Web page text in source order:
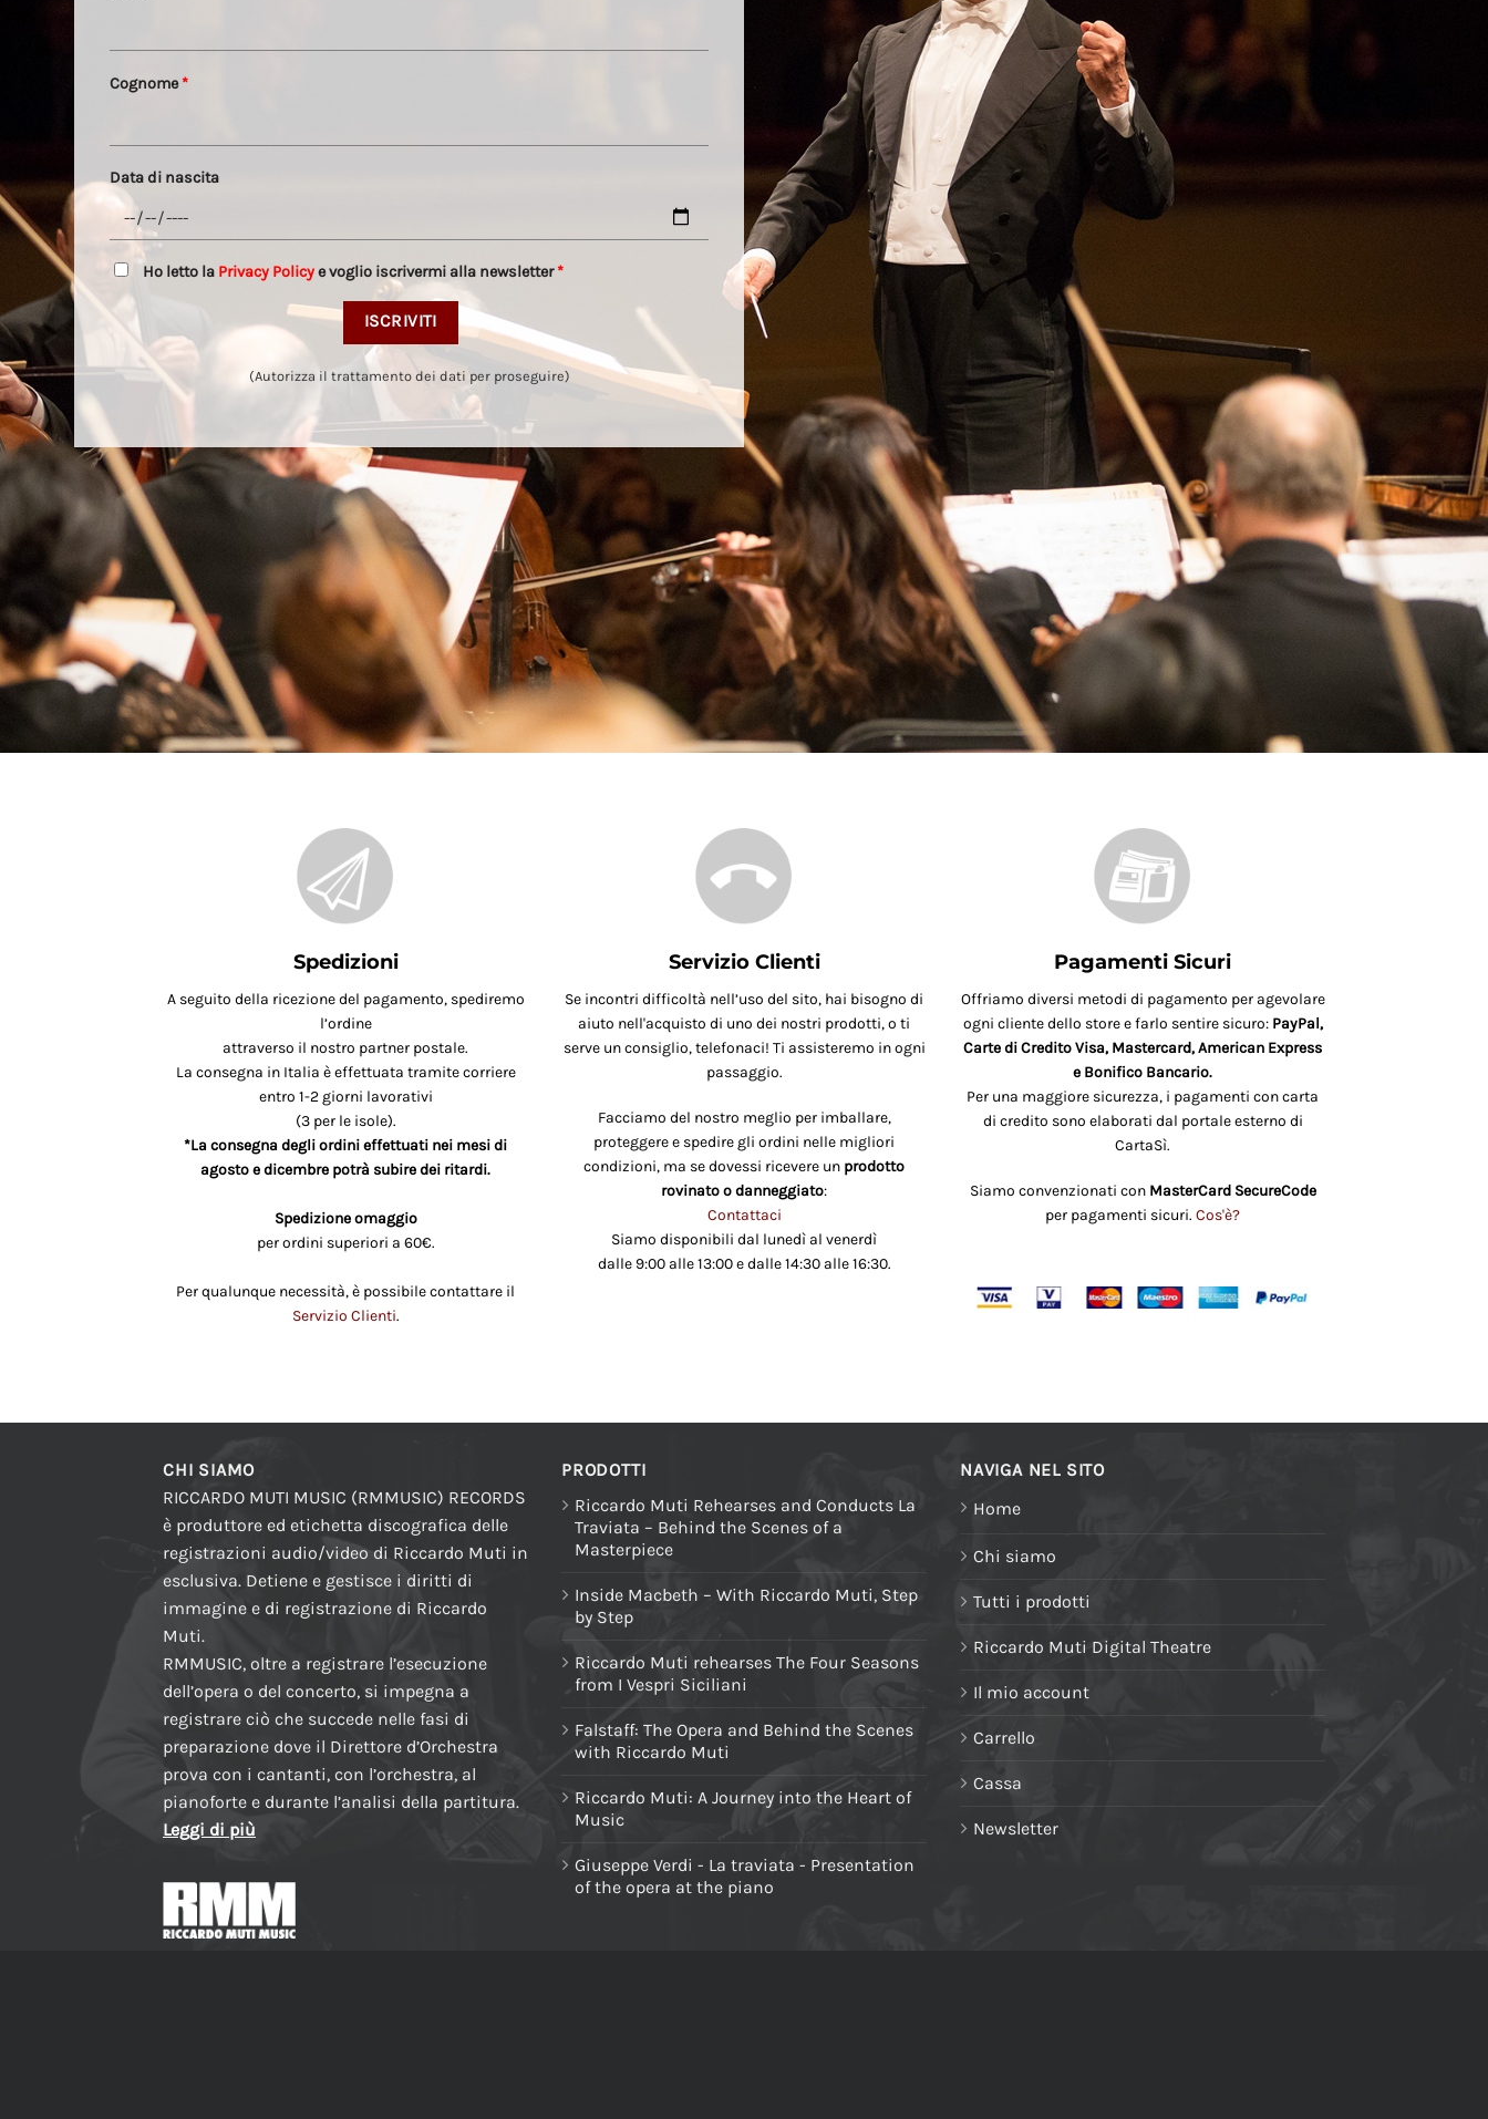
Cognome*
Data di nascita
Ho letto la Privacy Policye voglio iscrivermi alla newsletter*
(Autorizza il trattamento dei dati per proseguire)
Spedizioni
A seguito della ricezione del pagamento, spediremo
l’ordine
attraverso il nostro partner postale.
La consegna in Italia è effettuata tramite corriere
entro 1-2 giorni lavorativi
(3 per le isole).
*La consegna degli ordini effettuati nei mesi di
agosto e dicembre potrà subire dei ritardi.
Spedizione omaggio
per ordini superiori a 60€.
Per qualunque necessità, è possibile contattare il
Servizio Clienti.
Servizio Clienti
Se incontri difficoltà nell’uso del sito, hai bisogno di
aiuto nell'acquisto di uno dei nostri prodotti, o ti
serve un consiglio, telefonaci! Ti assisteremo in ogni
passaggio.
Facciamo del nostro meglio per imballare,
proteggere e spedire gli ordini nelle migliori
condizioni, ma se dovessi ricevere un prodotto
rovinato o danneggiato:
Contattaci
Siamo disponibili dal lunedì al venerdì
dalle 9:00 alle 13:00 e dalle 14:30 alle 16:30.
Pagamenti Sicuri
Offriamo diversi metodi di pagamento per agevolare
ogni cliente dello store e farlo sentire sicuro: PayPal,
Carte di Credito Visa, Mastercard, American Express
e Bonifico Bancario.
Per una maggiore sicurezza, i pagamenti con carta
di credito sono elaborati dal portale esterno di
CartaSì.
Siamo convenzionati con MasterCard SecureCode
per pagamenti sicuri. Cos'è?
CHI SIAMO
RICCARDO MUTI MUSIC (RMMUSIC) RECORDS
è produttore ed etichetta discografica delle
registrazioni audio/video di Riccardo Muti in
esclusiva. Detiene e gestisce i diritti di
immagine e di registrazione di Riccardo
Muti.
RMMUSIC, oltre a registrare l’esecuzione
dell’opera o del concerto, si impegna a
registrare ciò che succede nelle fasi di
preparazione dove il Direttore d’Orchestra
prova con i cantanti, con l’orchestra, al
pianoforte e durante l’analisi della partitura.
Leggi di più
PRODOTTI
Riccardo Muti Rehearses and Conducts La
Traviata – Behind the Scenes of a
Masterpiece
Inside Macbeth – With Riccardo Muti, Step
by Step
Riccardo Muti rehearses The Four Seasons
from I Vespri Siciliani
Falstaff: The Opera and Behind the Scenes
with Riccardo Muti
Riccardo Muti: A Journey into the Heart of
Music
Giuseppe Verdi - La traviata - Presentation
of the opera at the piano
NAVIGA NEL SITO
Home
Chi siamo
Tutti i prodotti
Riccardo Muti Digital Theatre
Il mio account
Carrello
Cassa
Newsletter